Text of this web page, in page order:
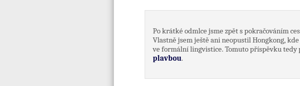
Po krátké odmlce jsme zpět s pokračováním
Vlastně jsem ještě ani neopustil Hongkong,
ve formální lingvistice. Tomuto příspěvku tedy
plavbou.